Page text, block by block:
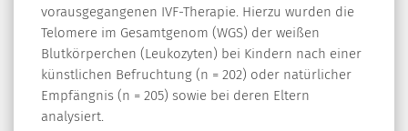
vorausgegangenen IVF-Therapie. Hierzu wurden die
Telomere im Gesamtgenom (WGS) der weißen
Blutkörperchen (Leukozyten) bei Kindern nach einer
künstlichen Befruchtung (n = 202) oder natürlicher
Empfängnis (n = 205) sowie bei deren Eltern
analysiert.